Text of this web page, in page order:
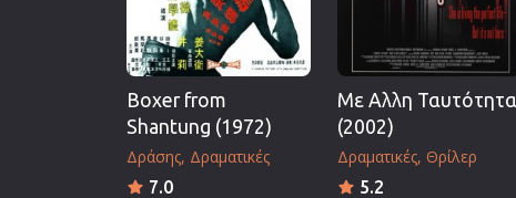
Boxer from
Shantung (1972)
Δράσης Δραματικές
7.0
Με Αλλη Ταυτότητα
(2002)
Δραματικές Θρίλερ
5.2